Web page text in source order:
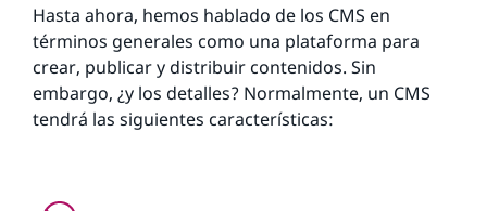
Hasta ahora, hemos hablado de los CMS en
términos generales como una plataforma para
crear, publicar y distribuir contenidos. Sin
embargo, ¿y los detalles? Normalmente, un CMS
tendrá las siguientes características: